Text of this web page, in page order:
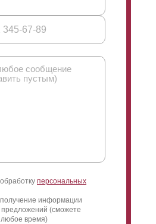
персональных
информации
(сможете
любое время)